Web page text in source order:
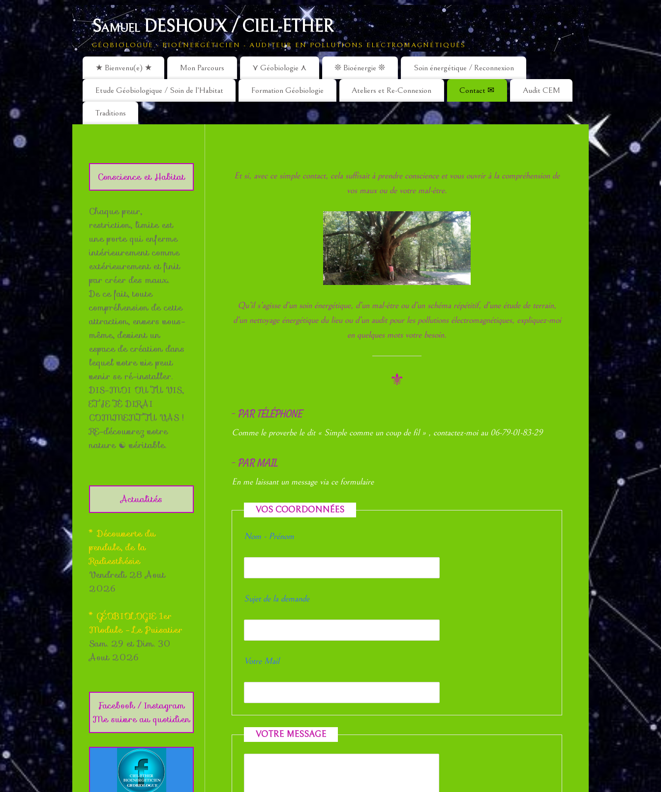
Samuel DESHOUX / CIEL-ETHER
GÉOBIOLOGUE - BIOÉNERGÉTICIEN - AUDITEUR EN POLLUTIONS ELECTROMAGNÉTIQUES
★ Bienvenu(e) ★ Mon Parcours ⋎ Géobiologie ⋏ ❊ Bioénergie ❊ Soin énergétique / Reconnexion
Etude Géobiologique / Soin de l’Habitat Formation Géobiologie Ateliers et Re-Connexion Contact ✉ Audit CEM
Traditions
Et si, avec ce simple contact, cela suffisait à prendre conscience et vous ouvrir à la compréhension de
vos maux ou de votre mal-être.
Qu’il s’agisse d’un soin énergétique, d’un mal-être ou d’un schéma répétitif, d’une étude de terrain,
d’un nettoyage énergétique du lieu ou d’un audit pour les pollutions électromagnétiques, expliquez-moi
en quelques mots votre besoin.
⚜
– PAR TÉLÉPHONE
Comme le proverbe le dit « Simple comme un coup de fil » , contactez-moi au 06-79-01-83-29
– PAR MAIL
En me laissant un message via ce formulaire
VOS COORDONNÉES
Nom - Prénom
Sujet de la demande
Votre Mail
VOTRE MESSAGE
Conscience et Habitat
Chaque peur,
restriction, limite est
une porte qui enferme
intérieurement comme
extérieurement et finit
par créer des maux.
De ce fait, toute
compréhension de cette
attraction, envers vous-
même, devient un
espace de création dans
lequel votre vie peut
venir se ré-installer.
DIS-MOI OU TU VIS,
ET JE TE DIRAI
COMMENT TU VAS !
RE-découvrez votre
nature ☯ véritable.
Actualités
* Découverte du
pendule, de la
Radiesthésie
Vendredi 28 Aout
2026
* GÉOBIOLOGIE 1er
Module - Le Puisatier
Sam. 29 et Dim. 30
Aout 2026
Facebook / Instagram
Me suivre au quotidien